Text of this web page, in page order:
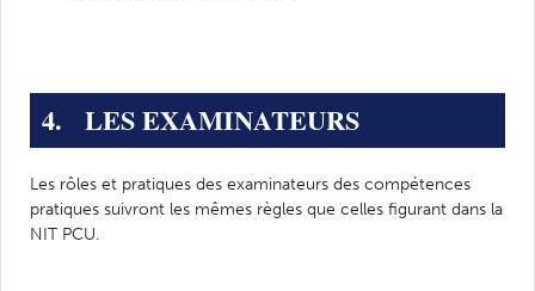
4. LES EXAMINATEURS
Les rôles et pratiques des examinateurs des compétences
pratiques suivront les mêmes règles que celles figurant dans la
NIT PCU.